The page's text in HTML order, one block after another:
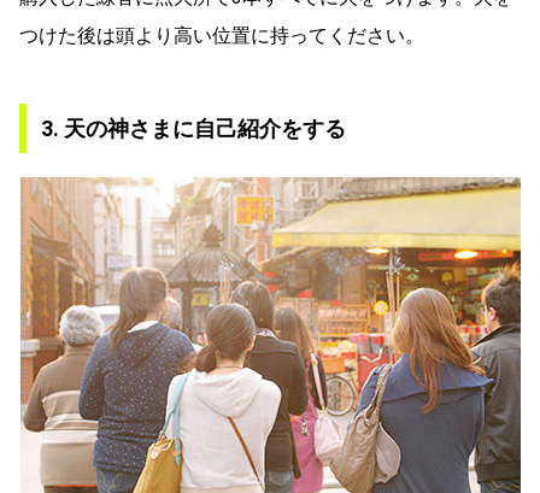
つけた後は頭より高い位置に持ってください。
3. 天の神さまに自己紹介をする